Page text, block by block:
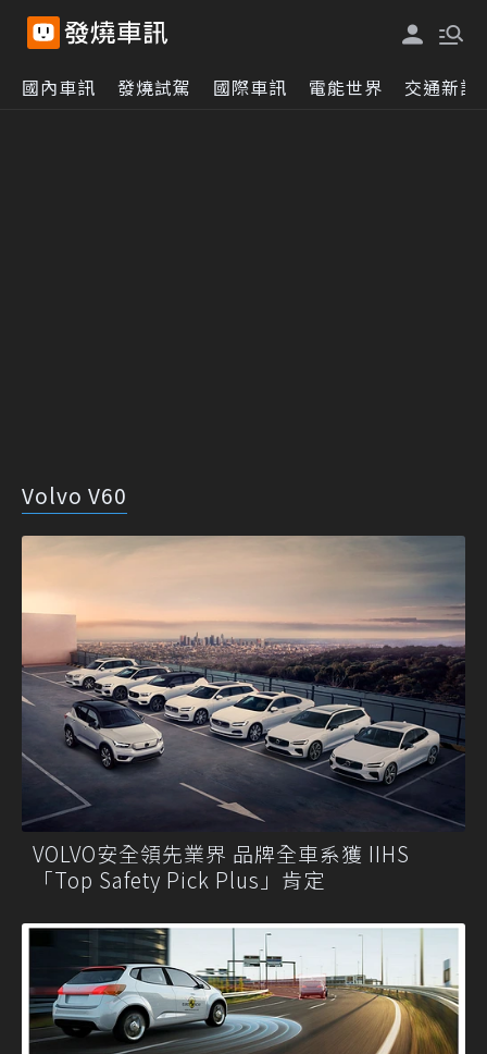
國內車訊 發燒試駕 國際車訊 電能世界 交通新訊
Volvo V60
VOLVO安全領先業界 品牌全車系獲 IIHS
「Top Safety Pick Plus」肯定